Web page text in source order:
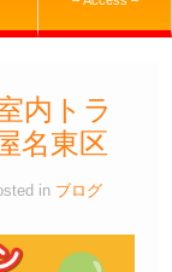
内トラ
名東区
in ブログ